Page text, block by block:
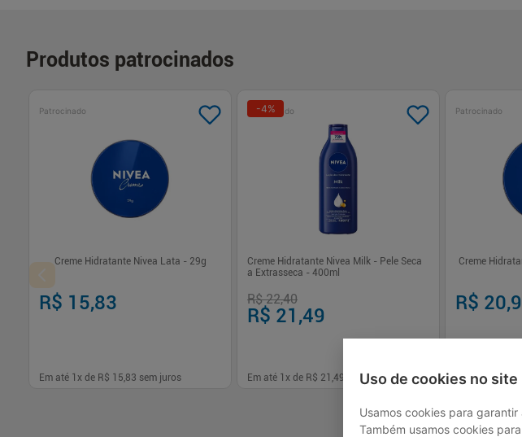
Uso de cookies no site
Usamos cookies para
Também usamos cookies
Produtos patrocinados
Patrocinado
Creme Hidratante Nivea Lata - 29g
R$ 15,83
Em até 1 x de R$ 15,83 sem juros
Patrocinado
-4%
Creme Hidratante Nivea Milk - Pele Seca
a Extrasseca - 400ml
R$ 22,40
R$ 21,49
Em até 1 x de R$ 21,49 sem juros
Comprar
Patrocinado
Creme
R$
Em até 1x de
- 1 +